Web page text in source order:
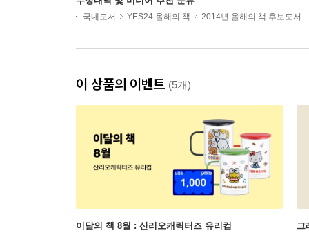
국내도서 YES24 올해의 책 2014년 올해의 책 후보도서
이 상품의 이벤트 (5개)
이달의 책 8월 : 산리오캐릭터즈 유리컵 그